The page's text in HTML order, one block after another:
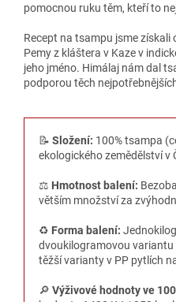
pomocnou ruku těm, kteří to
Recept na tsampu jsme
Pemy z kláštera v Kaze v
jeho jméno. Himálaj nám dal
podporou těch
📝 Složení: 100% tsampa
ekologického zemědělství v
⚖️ Hmotnost balení:
větším množství za
♻️ Forma balení:
dvoukilogramovou variantu
těžší varianty v PP pytlích
🔎 Výživové hodnoty ve